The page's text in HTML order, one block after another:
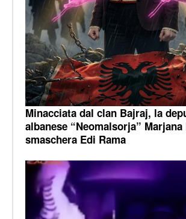
Minacciata dal clan Bajraj, la
albanese “Neomalsorja” Marjana
smaschera Edi Rama